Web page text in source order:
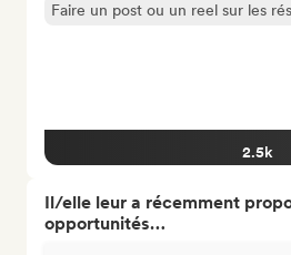
Faire un post ou un reel sur les
2.5k
Il/elle leur a récemment
opportunités…